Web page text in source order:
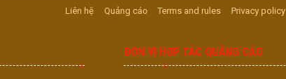
Liên hệ Quảng cáo Terms and rules Privacy policy
ĐƠN VỊ HỢP TÁC QUẢNG CÁO